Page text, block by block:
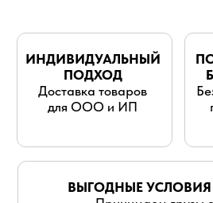
Срок доставки от 3х дней
Стоимость от 0.7 $/кг